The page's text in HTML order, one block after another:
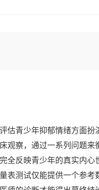
估青少年抑郁情绪方面扮
观察，通过一系列问题来
全反映青少年的真实内心
表测试仅能提供一个参考